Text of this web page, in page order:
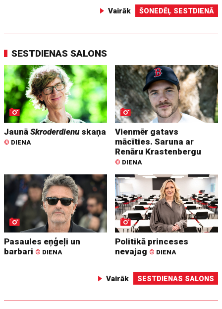
Vairāk ŠONEDĒĻ SESTDIENĀ
SESTDIENAS SALONS
JaunāSkroderdienuskaņa
© DIENA
Vienmēr gatavs
mācīties. Saruna ar
Renāru Krastenbergu
© DIENA
Pasaules eņģeļi un
barbari © DIENA
Politikā princeses
nevajag © DIENA
Vairāk SESTDIENAS SALONS